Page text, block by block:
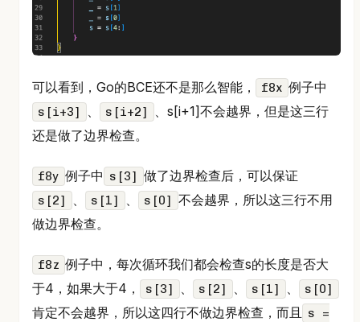
可以看到，Go的BCE还不是那么智能， f8x 例子中
s[i+3] 、 s[i+2]
、s[i+1]不会越界，但是这三行
还是做了边界检查。
f8y 例子中 s[3] 做了边界检查后，可以保证
s[2] 、 s[1] 、 s[0]
不会越界，所以这三行不用
做边界检查。
f8z 例子中，每次循环我们都会检查s的长度是否大
于4，如果大于4，
s[3] 、 s[2] 、 s[1] 、 s[0]
肯定不会越界，所以这四行不做边界检查，而且
s =